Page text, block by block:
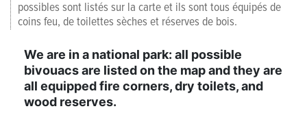
possibles sont listés sur la carte et ils sont tous équipés de
coins feu, de toilettes sèches et réserves de bois.
We are in a national park: all possible
bivouacs are listed on the map and they are
all equipped fire corners, dry toilets, and
wood reserves.